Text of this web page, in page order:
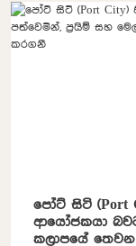
පෝට් සිටි (Port
ආයෝජකයා
කලාපයේ